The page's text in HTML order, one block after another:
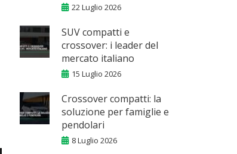
22 Luglio 2026
SUV compatti e
crossover: i leader del
mercato italiano
15 Luglio 2026
Crossover compatti: la
soluzione per famiglie e
pendolari
8 Luglio 2026